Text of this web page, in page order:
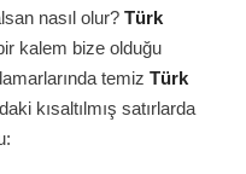
nasıl olur? Türk
kalem bize olduğu
temiz Türk
kısaltılmış satırlarda